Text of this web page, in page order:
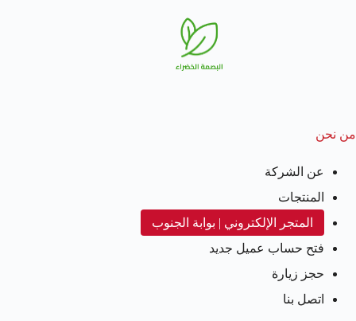
من نحن
عن الشركة
المنتجات
المتجر الإلكتروني | بوابة الجنوب
فتح حساب عميل جديد
حجز زيارة
اتصل بنا